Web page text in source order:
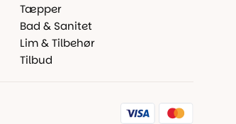
Tæpper
Bad & Sanitet
Lim & Tilbehør
Tilbud